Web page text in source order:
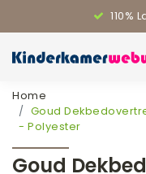
110%
Home
Goud
- Polyester
Goud